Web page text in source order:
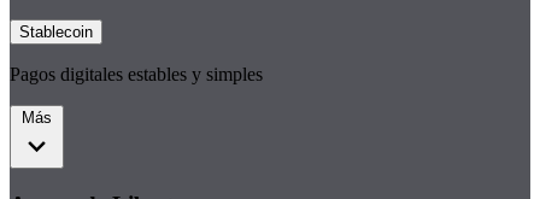
Stablecoin
Pagos digitales estables y simples
Más